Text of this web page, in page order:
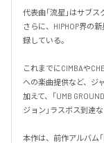
代表曲「流星」はサブ
さらに、HIPHOP界の
録している。
これまでにCIMBAや
への楽曲提供など、ジ
加えて、「UMB
ジョン」ラスボス到達
本作は、前作アルバム